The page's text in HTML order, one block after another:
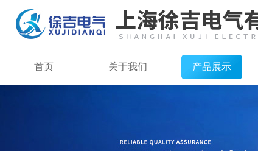
首页 关于我们 产品展示